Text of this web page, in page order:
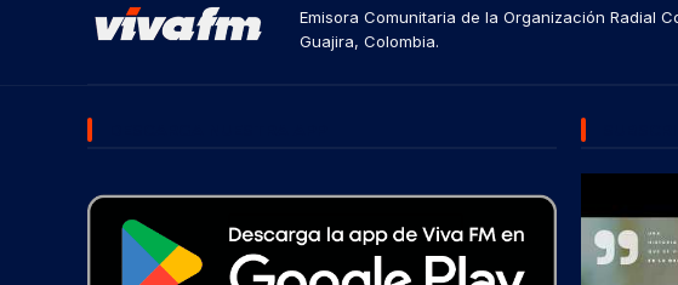
Emisora Comunitaria de la Organización Radial
Guajira, Colombia.